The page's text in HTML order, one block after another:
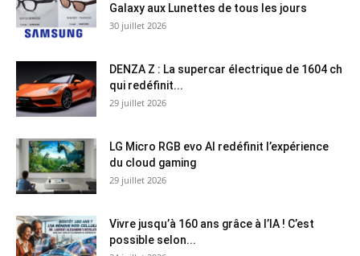
Galaxy aux Lunettes de tous les jours
30 juillet 2026
DENZA Z : La supercar électrique de 1604 ch
qui redéfinit...
29 juillet 2026
LG Micro RGB evo AI redéfinit l’expérience
du cloud gaming
29 juillet 2026
Vivre jusqu’à 160 ans grâce à l’IA ! C’est
possible selon...